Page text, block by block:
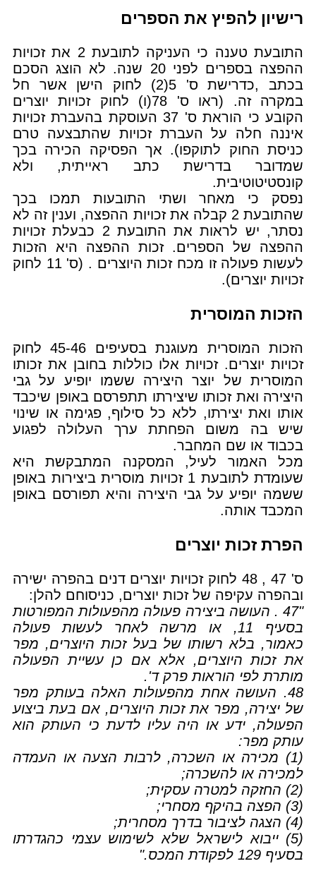
רישיון להפיץ את הספרים
התובעת טענה כי העניקה לתובעת 2 את זכויות
ההפצה בספרים לפני 20 שנה. לא הוצג הסכם
בכתב ,כדרישת ס' 5(2) לחוק הישן אשר חל
במקרה זה. (ראו ס' 78(ו) לחוק זכויות יוצרים
הקובע כי הוראת ס' 37 העוסקת בהעברת זכויות
איננה חלה על העברת זכויות שהתבצעה טרם
כניסת החוק לתוקפו). אך הפסיקה הכירה בכך
שמדובר בדרישת כתב ראייתית, ולא
קונסטיטוטיבית.
נפסק כי מאחר ושתי התובעות תמכו בכך
שהתובעת 2 קבלה את זכויות ההפצה, וענין זה לא
נסתר, יש לראות את התובעת 2 כבעלת זכויות
ההפצה של הספרים. זכות ההפצה היא הזכות
לעשות פעולה זו מכח זכות היוצרים . (ס' 11 לחוק
זכויות יוצרים).
הזכות המוסרית
הזכות המוסרית מעוגנת בסעיפים 45-46 לחוק
זכויות יוצרים. זכויות אלו כוללות בחובן את זכותו
המוסרית של יוצר היצירה ששמו יופיע על גבי
היצירה ואת זכותו שיצירתו תתפרסם באופן שיכבד
אותו ואת יצירתו, ללא כל סילוף, פגימה או שינוי
שיש בה משום הפחתת ערך העלולה לפגוע
בכבוד או שם המחבר.
מכל האמור לעיל, המסקנה המתבקשת היא
שעומדת לתובעת 1 זכויות מוסרית ביצירות באופן
ששמה יופיע על גבי היצירה והיא תפורסם באופן
המכבד אותה.
הפרת זכות יוצרים
ס' 47 , 48 לחוק זכויות יוצרים דנים בהפרה ישירה
ובהפרה עקיפה של זכות יוצרים, כניסוחם להלן:
"47 . העושה ביצירה פעולה מהפעולות המפורטות
בסעיף 11, או מרשה לאחר לעשות פעולה
כאמור, בלא רשותו של בעל זכות היוצרים, מפר
את זכות היוצרים, אלא אם כן עשיית הפעולה
מותרת לפי הוראות פרק ד'.
48. העושה אחת מהפעולות האלה בעותק מפר
של יצירה, מפר את זכות היוצרים, אם בעת ביצוע
הפעולה, ידע או היה עליו לדעת כי העותק הוא
עותק מפר:
(1) מכירה או השכרה, לרבות הצעה או העמדה
למכירה או להשכרה;
(2) החזקה למטרה עסקית;
(3) הפצה בהיקף מסחרי;
(4) הצגה לציבור בדרך מסחרית;
(5) ייבוא לישראל שלא לשימוש עצמי כהגדרתו
בסעיף 129 לפקודת המכס."